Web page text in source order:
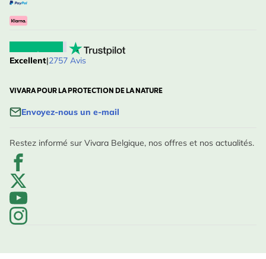
Excellent|2757 Avis
VIVARA POUR LA PROTECTION DE LA NATURE
Envoyez-nous un e-mail
Restez informé sur Vivara Belgique, nos offres et nos actualités.